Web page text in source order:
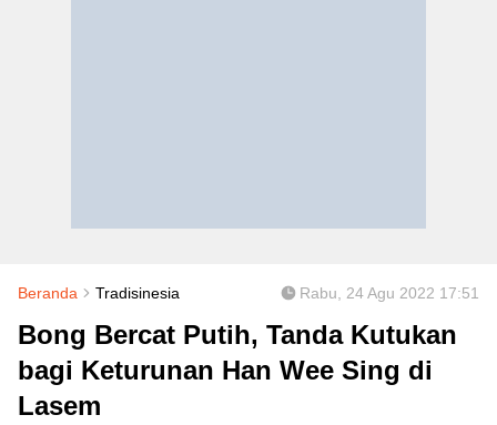
Beranda Tradisinesia Rabu, 24 Agu 2022 17:51
Bong Bercat Putih, Tanda Kutukan
bagi Keturunan Han Wee Sing di
Lasem